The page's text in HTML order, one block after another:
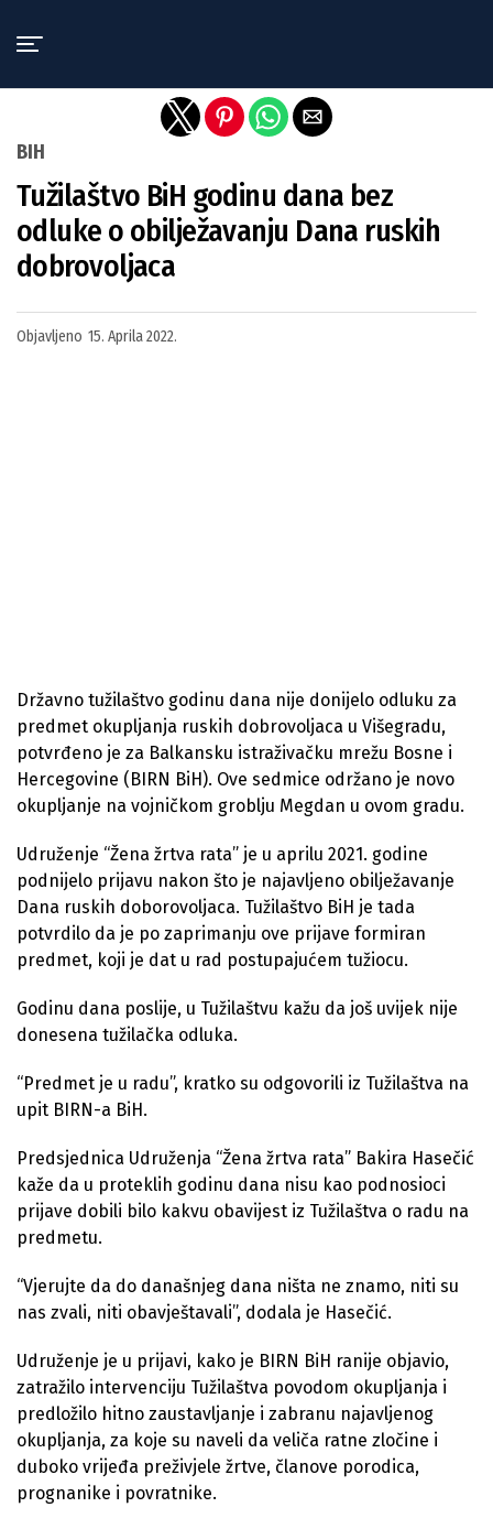
BIH
Tužilaštvo BiH godinu dana bez
odluke o obilježavanju Dana ruskih
dobrovoljaca
Objavljeno 15. Aprila 2022.
Državno tužilaštvo godinu dana nije donijelo odluku za
predmet okupljanja ruskih dobrovoljaca u Višegradu,
potvrđeno je za Balkansku istraživačku mrežu Bosne i
Hercegovine (BIRN BiH). Ove sedmice održano je novo
okupljanje na vojničkom groblju Megdan u ovom gradu.
Udruženje “Žena žrtva rata” je u aprilu 2021. godine
podnijelo prijavu nakon što je najavljeno obilježavanje
Dana ruskih doborovoljaca. Tužilaštvo BiH je tada
potvrdilo da je po zaprimanju ove prijave formiran
predmet, koji je dat u rad postupajućem tužiocu.
Godinu dana poslije, u Tužilaštvu kažu da još uvijek nije
donesena tužilačka odluka.
“Predmet je u radu”, kratko su odgovorili iz Tužilaštva na
upit BIRN-a BiH.
Predsjednica Udruženja “Žena žrtva rata” Bakira Hasečić
kaže da u proteklih godinu dana nisu kao podnosioci
prijave dobili bilo kakvu obavijest iz Tužilaštva o radu na
predmetu.
“Vjerujte da do današnjeg dana ništa ne znamo, niti su
nas zvali, niti obavještavali”, dodala je Hasečić.
Udruženje je u prijavi, kako je BIRN BiH ranije objavio,
zatražilo intervenciju Tužilaštva povodom okupljanja i
predložilo hitno zaustavljanje i zabranu najavljenog
okupljanja, za koje su naveli da veliča ratne zločine i
duboko vrijeđa preživjele žrtve, članove porodica,
prognanike i povratnike.